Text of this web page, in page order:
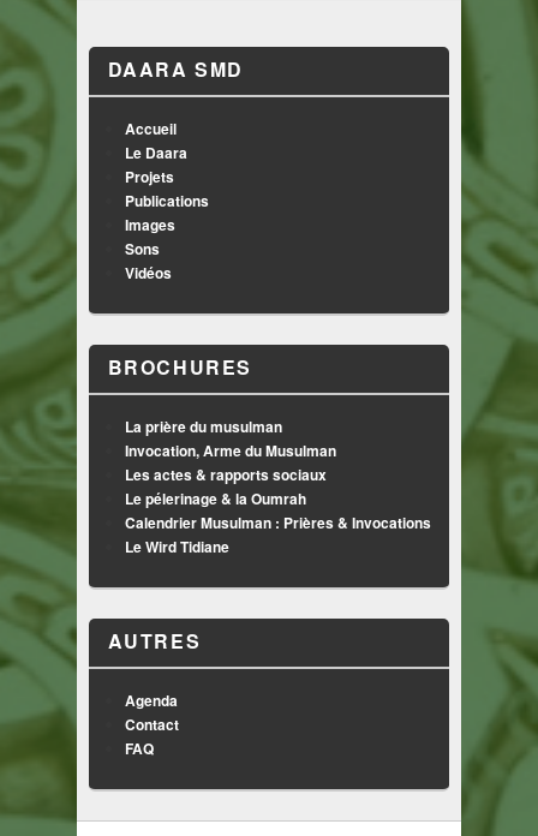
DAARA SMD
Accueil
Le Daara
Projets
Publications
Images
Sons
Vidéos
BROCHURES
La prière du musulman
Invocation, Arme du Musulman
Les actes & rapports sociaux
Le pélerinage & la Oumrah
Calendrier Musulman : Prières & Invocations
Le Wird Tidiane
AUTRES
Agenda
Contact
FAQ